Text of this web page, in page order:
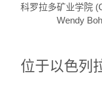
科罗拉多矿业学院
Wendy
位于以色列